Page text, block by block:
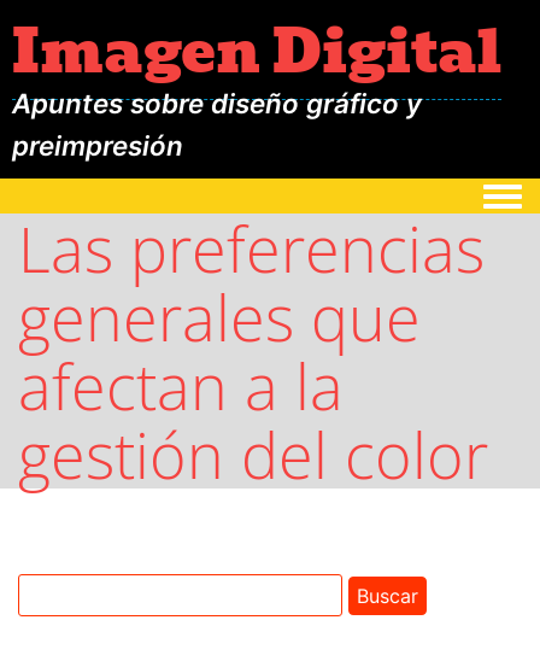
Imagen Digital
Apuntes sobre diseño gráfico y
preimpresión
Las preferencias
generales que
afectan a la
gestión del color